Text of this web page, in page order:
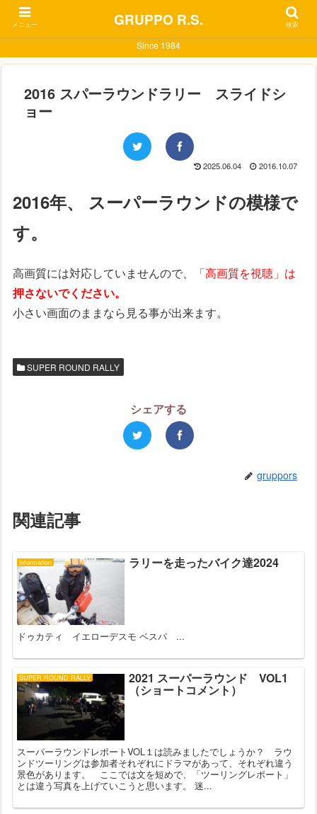
Since 1984
2016 スパーラウンドラリー スライドシ
ョー
2025.06.04 2016.10.07
2016年、 スーパーラウンドの模様で
す。
高画質には対応していませんので、
「高画質を視聴」は
押さないでください。
小さい画面のままなら見る事が出来ます。
SUPER ROUND RALLY
シェアする
gruppors
関連記事
information ラリーを走ったバイク達2024
ドゥカティ イエローデスモ ベスパ ...
SUPER ROUND RALLY 2021 スーパーラウンド VOL1
（ショートコメント）
スーパーラウンドレポートVOL１は読みましたでしょうか？ ラウ
ンドツーリングは参加者それぞれにドラマがあって、それぞれ違う
景色があります。 ここでは文を短めで、「ツーリングレポート」
とは違う写真を上げていこうと思います。 迷...
メニュー GRUPPO R.S. 検索